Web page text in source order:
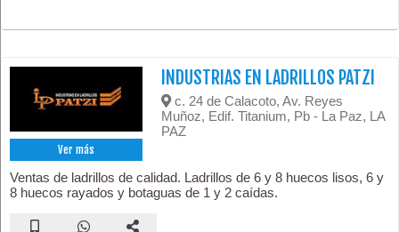
Ver más
INDUSTRIAS EN LADRILLOS PATZI
c. 24 de Calacoto, Av. Reyes
Muñoz, Edif. Titanium, Pb - La Paz, LA
PAZ
Ventas de ladrillos de calidad. Ladrillos de 6 y 8 huecos lisos, 6 y
8 huecos rayados y botaguas de 1 y 2 caídas.